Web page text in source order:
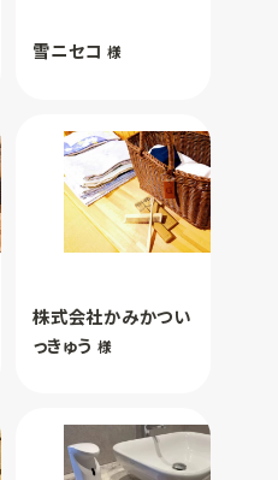
雪ニセコ 様
株式会社かみかつい
っきゅう 様